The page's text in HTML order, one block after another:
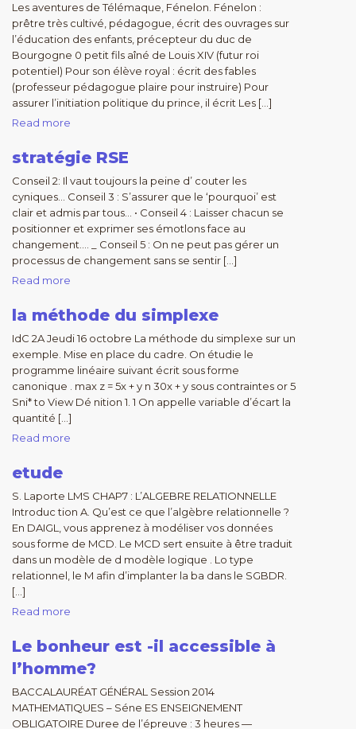
Les aventures de Télémaque, Fénelon. Fénelon :
prêtre très cultivé, pédagogue, écrit des ouvrages sur
l’éducation des enfants, précepteur du duc de
Bourgogne 0 petit fils aîné de Louis XIV (futur roi
potentiel) Pour son élève royal : écrit des fables
(professeur pédagogue plaire pour instruire) Pour
assurer l’initiation politique du prince, il écrit Les […]
Read more
stratégie RSE
Conseil 2: Il vaut toujours la peine d’ couter les
cyniques… Conseil 3 : S’assurer que le ‘pourquoi’ est
clair et admis par tous… • Conseil 4 : Laisser chacun se
positionner et exprimer ses émotlons face au
changement…. _ Conseil 5 : On ne peut pas gérer un
processus de changement sans se sentir […]
Read more
la méthode du simplexe
IdC 2A Jeudi 16 octobre La méthode du simplexe sur un
exemple. Mise en place du cadre. On étudie le
programme linéaire suivant écrit sous forme
canonique . max z = 5x + y n 30x + y sous contraintes or 5
Sni* to View Dé nition 1. 1 On appelle variable d’écart la
quantité […]
Read more
etude
S. Laporte LMS CHAP7 : L’ALGEBRE RELATIONNELLE
Introduc tion A. Qu’est ce que l’algèbre relationnelle ?
En DAIGL, vous apprenez à modéliser vos données
sous forme de MCD. Le MCD sert ensuite à être traduit
dans un modèle de d modèle logique . Lo type
relationnel, le M afin d’implanter la ba dans le SGBDR.
[…]
Read more
Le bonheur est -il accessible à
l’homme?
BACCALAURÉAT GÉNÉRAL Session 2014
MATHEMATIQUES – Séne ES ENSEIGNEMENT
OBLIGATOIRE Duree de l’épreuve : 3 heures —